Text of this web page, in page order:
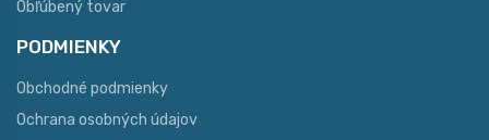
Obľúbený tovar
PODMIENKY
Obchodné podmienky
Ochrana osobných údajov